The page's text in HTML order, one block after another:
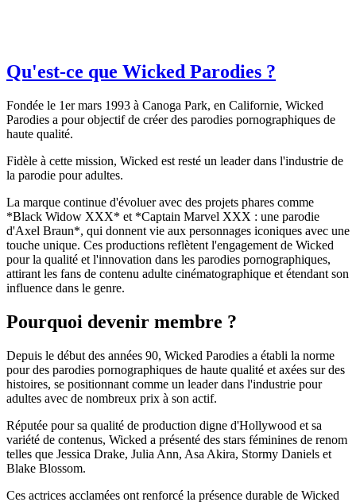
Qu'est-ce que Wicked Parodies ?
Fondée le 1er mars 1993 à Canoga Park, en Californie, Wicked
Parodies a pour objectif de créer des parodies pornographiques de
haute qualité.
Fidèle à cette mission, Wicked est resté un leader dans l'industrie de
la parodie pour adultes.
La marque continue d'évoluer avec des projets phares comme
*Black Widow XXX* et *Captain Marvel XXX : une parodie
d'Axel Braun*, qui donnent vie aux personnages iconiques avec une
touche unique. Ces productions reflètent l'engagement de Wicked
pour la qualité et l'innovation dans les parodies pornographiques,
attirant les fans de contenu adulte cinématographique et étendant son
influence dans le genre.
Pourquoi devenir membre ?
Depuis le début des années 90, Wicked Parodies a établi la norme
pour des parodies pornographiques de haute qualité et axées sur des
histoires, se positionnant comme un leader dans l'industrie pour
adultes avec de nombreux prix à son actif.
Réputée pour sa qualité de production digne d'Hollywood et sa
variété de contenus, Wicked a présenté des stars féminines de renom
telles que Jessica Drake, Julia Ann, Asa Akira, Stormy Daniels et
Blake Blossom.
Ces actrices acclamées ont renforcé la présence durable de Wicked